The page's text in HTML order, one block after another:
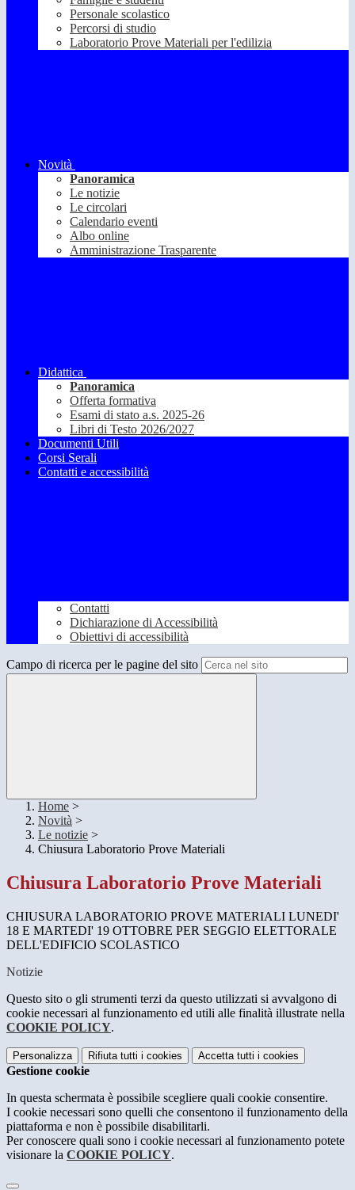
Personale scolastico
Percorsi di studio
Laboratorio Prove Materiali per l'edilizia
Novità
Panoramica
Le notizie
Le circolari
Calendario eventi
Albo online
Amministrazione Trasparente
Didattica
Panoramica
Offerta formativa
Esami di stato a.s. 2025-26
Libri di Testo 2026/2027
Documenti Utili
Corsi Serali
Contatti e accessibilità
Contatti
Dichiarazione di Accessibilità
Obiettivi di accessibilità
Campo di ricerca per le pagine del sito
Home >
Novità >
Le notizie >
Chiusura Laboratorio Prove Materiali
Chiusura Laboratorio Prove Materiali
CHIUSURA LABORATORIO PROVE MATERIALI LUNEDI'
18 E MARTEDI' 19 OTTOBRE PER SEGGIO ELETTORALE
DELL'EDIFICIO SCOLASTICO
Notizie
Questo sito o gli strumenti terzi da questo utilizzati si avvalgono di
cookie necessari al funzionamento ed utili alle finalità illustrate nella
COOKIE POLICY.
Personalizza Rifiuta tutti i cookies Accetta tutti i cookies
Gestione cookie
In questa schermata è possibile scegliere quali cookie consentire.
I cookie necessari sono quelli che consentono il funzionamento della
piattaforma e non è possibile disabilitarli.
Per conoscere quali sono i cookie necessari al funzionamento potete
visionare la COOKIE POLICY.